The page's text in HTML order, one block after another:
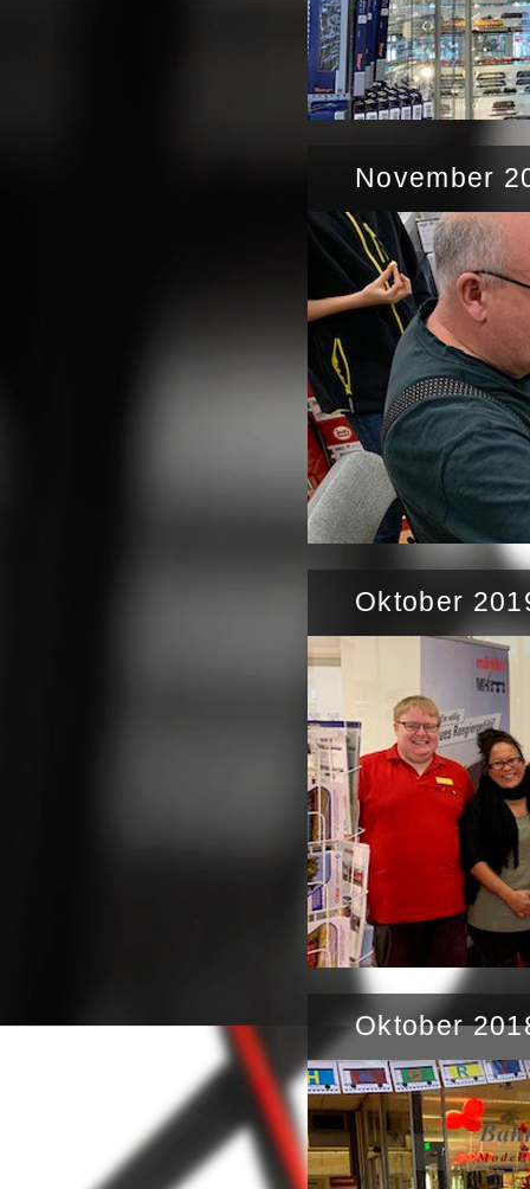
November
Oktober
Oktober